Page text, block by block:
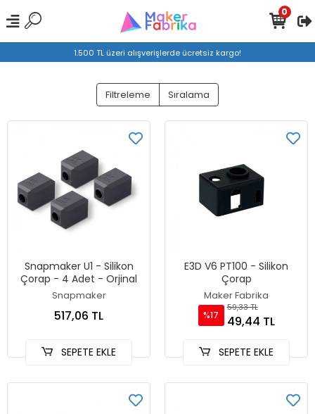
1.500 TL üzeri alışverişlerde ücretsiz kargo!
0
Filtreleme Sıralama
Snapmaker U1 - Silikon
Çorap - 4 Adet - Orjinal
Snapmaker
517,06 TL
SEPETE EKLE
E3D V6 PT100 - Silikon
Çorap
Maker Fabrika
%17
59,33 TL
49,44 TL
SEPETE EKLE